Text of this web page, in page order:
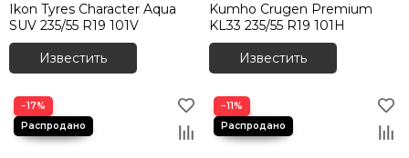
Ikon Tyres Character Aqua
SUV 235/55 R19 101V
Известить
Kumho Crugen Premium
KL33 235/55 R19 101H
Известить
−17% −11%